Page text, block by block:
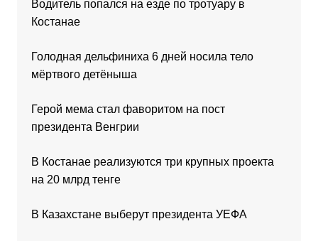
Водитель попался на езде по тротуару в
Костанае
Голодная дельфиниха 6 дней носила тело
мёртвого детёныша
Герой мема стал фаворитом на пост
президента Венгрии
В Костанае реализуются три крупных проекта
на 20 млрд тенге
В Казахстане выберут президента УЕФА